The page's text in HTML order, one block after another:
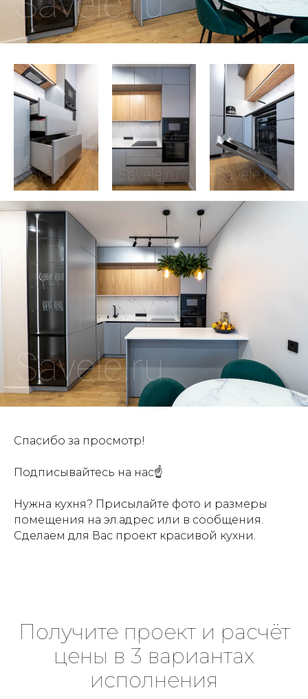
Спасибо за просмотр!
Подписывайтесь на нас☝
Нужна кухня? Присылайте фото и размеры
помещения на эл.адрес или в сообщения.
Сделаем для Вас проект красивой кухни.
Получите проект и расчёт
цены в 3 вариантах
исполнения